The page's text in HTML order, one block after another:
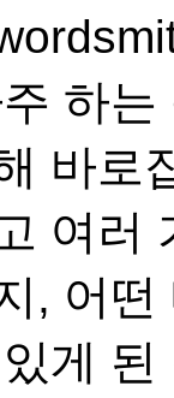
하는
바로
여러
, 어떤
게 된